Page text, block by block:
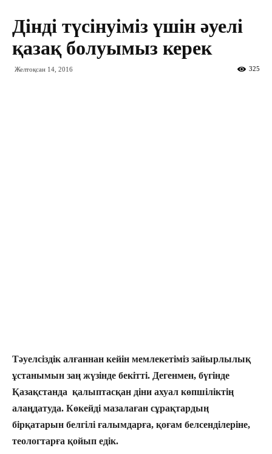
Дінді түсінуіміз үшін әуелі
қазақ болуымыз керек
Желтоқсан 14, 2016 325
Тәуелсіздік алғаннан кейін мемлекетіміз зайырлылық
ұстанымын заң жүзінде бекітті. Дегенмен, бүгінде
Қазақстанда қалыптасқан діни ахуал көпшіліктің
алаңдатуда. Көкейді мазалаған сұрақтардың
бірқатарын белгілі ғалымдарға, қоғам белсенділеріне,
теологтарға қойып едік.